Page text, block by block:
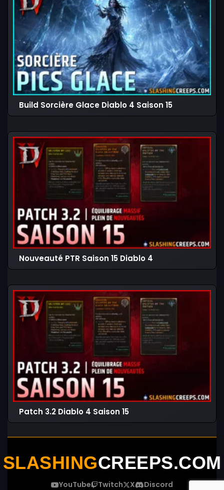
Build Sorcière Glace Diablo 4 Saison 15
Nouveauté PTR Saison 15 Diablo 4
Patch 3.2 Diablo 4 Saison 15
SLASHINGCREEPS.COM
YouTube Twitch X Discord